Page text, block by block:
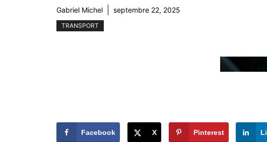
Gabriel Michel septembre 22, 2025
TRANSPORT
Facebook X Pinterest